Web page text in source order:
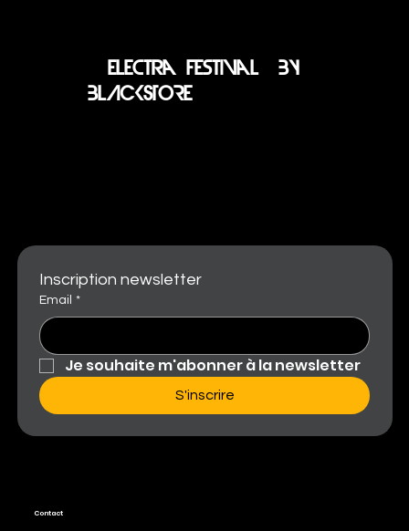
electra festival BY
BLACKSTORE
Inscription newsletter
Email *
Je souhaite m'abonner à la newsletter
S'inscrire
Contact